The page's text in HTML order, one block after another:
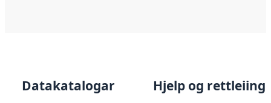
Datakatalogar Hjelp og rettleiing